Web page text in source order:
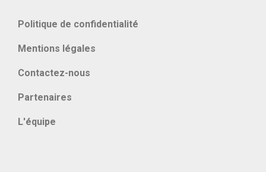
Politique de confidentialité
Mentions légales
Contactez-nous
Partenaires
L'équipe